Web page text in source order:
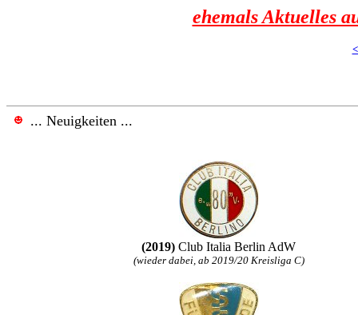
ehemals Aktuelles
... Neuigkeiten ...
(2019) Club Italia Berlin AdW
(wieder dabei, ab 2019/20 Kreisliga C)